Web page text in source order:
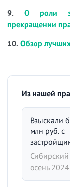
9. О роли
прекращении
10. Обзор
Из нашей
Взыскали
млн руб. с
осень 2024